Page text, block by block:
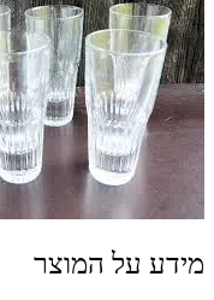
מידע על המוצר